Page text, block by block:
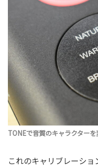
TONEで音質のキャラクター
これのキャリブレーシ